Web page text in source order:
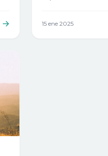
15 ene 2025